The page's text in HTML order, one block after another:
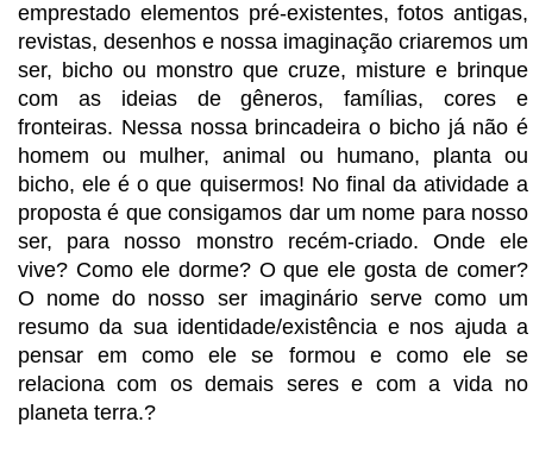
emprestado elementos pré-existentes, fotos antigas,
revistas, desenhos e nossa imaginação criaremos um
ser, bicho ou monstro que cruze, misture e brinque
com as ideias de gêneros, famílias, cores e
fronteiras. Nessa nossa brincadeira o bicho já não é
homem ou mulher, animal ou humano, planta ou
bicho, ele é o que quisermos! No final da atividade a
proposta é que consigamos dar um nome para nosso
ser, para nosso monstro recém-criado. Onde ele
vive? Como ele dorme? O que ele gosta de comer?
O nome do nosso ser imaginário serve como um
resumo da sua identidade/existência e nos ajuda a
pensar em como ele se formou e como ele se
relaciona com os demais seres e com a vida no
planeta terra.?